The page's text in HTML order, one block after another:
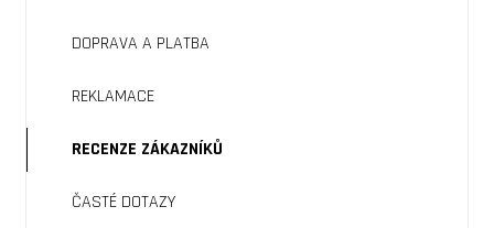
DOPRAVA A PLATBA
REKLAMACE
RECENZE ZÁKAZNÍKŮ
ČASTÉ DOTAZY